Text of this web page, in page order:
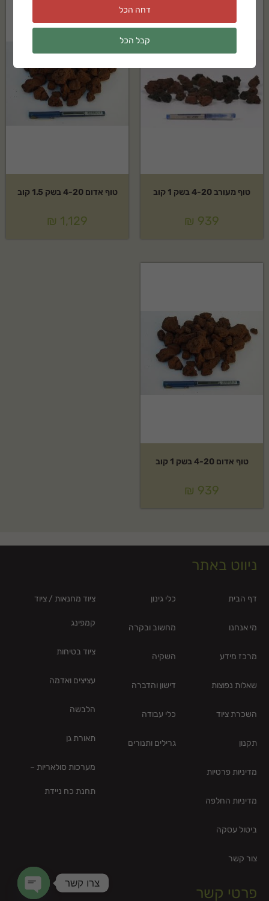
טוף מעורב 4-20 בשק 1 קוב
₪ 939
טוף אדום 4-20 בשק 1.5 קוב
₪ 1,129
טוף אדום 4-20 בשק 1 קוב
₪ 939
ניווט באתר
דף הבית
מי אנחנו
מרכז מידע
שאלות נפוצות
השכרת ציוד
תקנון
מדיניות פרטיות
מדיניות החלפה
ביטול עסקה
צור קשר
כלי גינון
מחשוב ובקרה
השקיה
דישון והדברה
כלי עבודה
גרילים ותנורים
ציוד מחנאות / ציוד
קמפינג
ציוד בטיחות
עציצים ואדמה
הלבשה
תאורת גן
מערכות סולאריות –
תחנת כח ניידת
פרטי קשר
דחה הכל
קבל הכל
צרו קשר